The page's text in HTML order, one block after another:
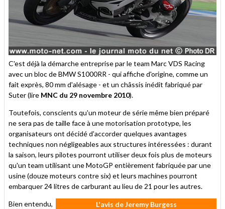
C'est déjà la démarche entreprise par le team Marc VDS Racing
avec un bloc de BMW S1000RR - qui affiche d'origine, comme un
fait exprès, 80 mm d'alésage - et un châssis inédit fabriqué par
Suter (lire MNC du 29 novembre 2010).
Toutefois, conscients qu'un moteur de série même bien préparé
ne sera pas de taille face à une motorisation prototype, les
organisateurs ont décidé d'accorder quelques avantages
techniques non négligeables aux structures intéressées : durant
la saison, leurs pilotes pourront utiliser deux fois plus de moteurs
qu'un team utilisant une MotoGP entièrement fabriquée par une
usine (douze moteurs contre six) et leurs machines pourront
embarquer 24 litres de carburant au lieu de 21 pour les autres.
L'avis de Jeremy Burgess
Bien entendu,